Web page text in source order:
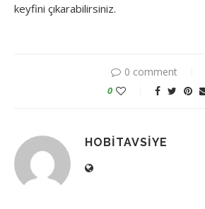
keyfini çıkarabilirsiniz.
0 comment
0
HOBITAVSIYE